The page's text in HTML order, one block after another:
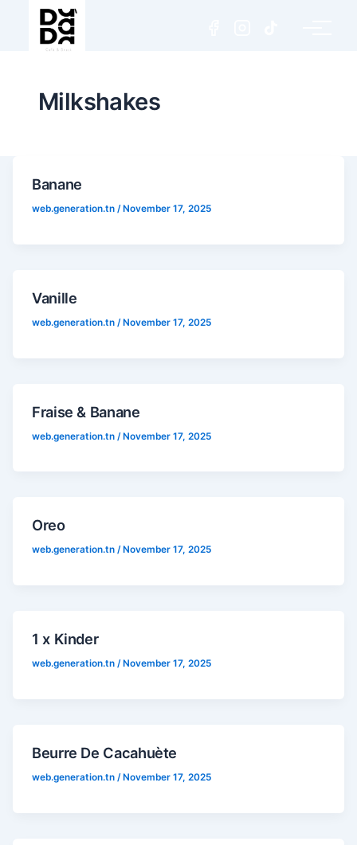
Milkshakes
Banane
web.generation.tn / November 17, 2025
Vanille
web.generation.tn /November 17, 2025
Fraise & Banane
web.generation.tn /November 17, 2025
Oreo
web.generation.tn / November 17, 2025
1 x Kinder
web.generation.tn / November 17, 2025
Beurre De Cacahuète
web.generation.tn /November 17, 2025